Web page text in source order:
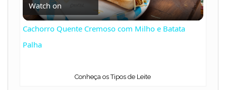
l
y
Watch on
Cachorro Quente Cremoso com Milho e Batata
Palha
Conheça os Tipos de Leite